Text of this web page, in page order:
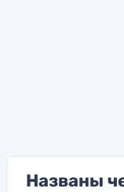
Названы